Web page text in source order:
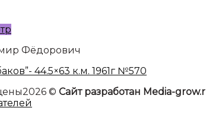
Фёдорович
44.5×63 к.м. 1961г №570
© Сайт разработан Media-